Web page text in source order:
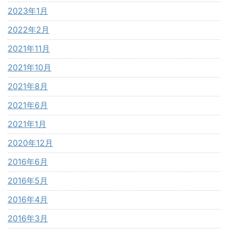
2023年1月
2022年2月
2021年11月
2021年10月
2021年8月
2021年6月
2021年1月
2020年12月
2016年6月
2016年5月
2016年4月
2016年3月